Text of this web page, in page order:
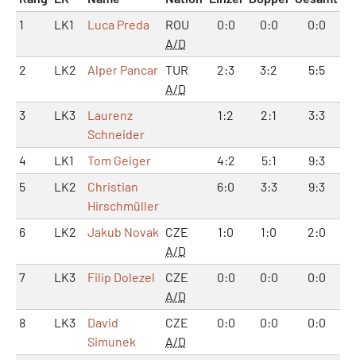
1
LK1 Luca Preda
ROU
A/D
0:0 0:0 0:0
2 LK2 Alper Pancar TUR
A/D
2:3 3:2 5:5
3 LK3
Laurenz
Schneider
1:2 2:1 3:3
4 LK1 Tom Geiger 4:2 5:1
9:3
5
LK2
Christian
Hirschmüller
6:0 3:3 9:3
6 LK2 Jakub Novak CZE
A/D
1:0 1:0 2:0
7 LK3 Filip Dolezel
CZE
A/D
0:0 0:0 0:0
8 LK3
David
Simunek
CZE
A/D
0:0 0:0 0:0